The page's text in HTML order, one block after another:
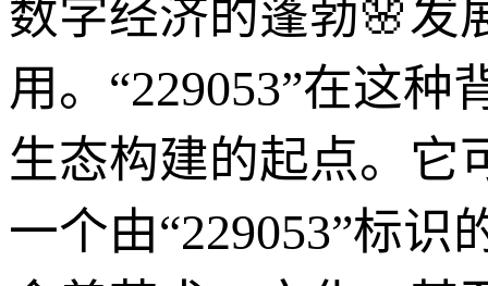
数字经济的蓬勃🌸发
用。“229053”在这
生态构建的起点。它
一个由“229053”标